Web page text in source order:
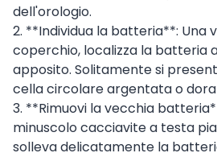
dell'orologio.
2. **Individua la batteria**: Una
coperchio, localizza la batteria
apposito. Solitamente si
cella circolare argentata o
3. **Rimuovi la vecchia
minuscolo cacciavite a testa
solleva delicatamente la